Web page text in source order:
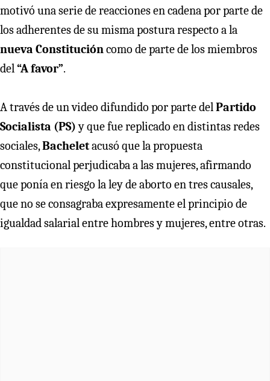
motivó una serie de reacciones en cadena por parte de
los adherentes de su misma postura respecto a la
nueva Constitucióncomo de parte de los miembros
del“A favor”.
A través de un video difundido por parte delPartido
Socialista (PS)y que fue replicado en distintas redes
sociales,Bacheletacusó que la propuesta
constitucional perjudicaba a las mujeres, afirmando
que ponía en riesgo la ley de aborto en tres causales,
que no se consagraba expresamente el principio de
igualdad salarial entre hombres y mujeres, entre otras.